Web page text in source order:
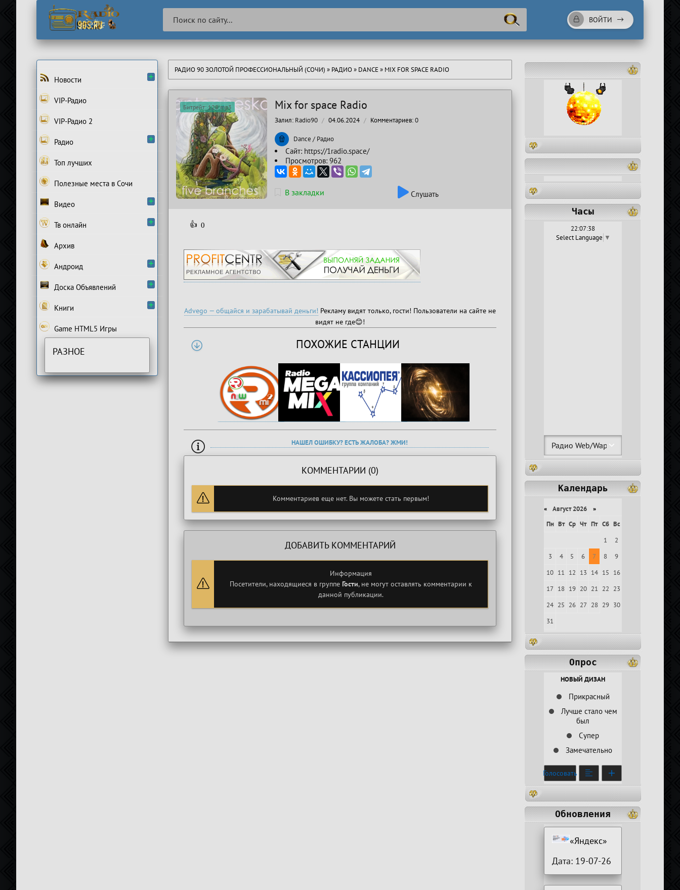
ВОЙТИ
РАДИО 90 ЗОЛОТОЙ ПРОФЕССИОНАЛЬНЫЙ (СОЧИ) » РАДИО» DANCE» MIX FOR SPACE RADIO
Mix for space Radio
👍 0
Битрейт: 128 mp3
Залил: Radio90 04.06.2024 Комментариев:0
Dance / Радио
Сайт: https://1radio.space/
Просмотров: 962
В закладки Слушать
Advego — общайся и зарабатывай деньги! Рекламу видят только, гости! Пользователи на сайте не
видят не где😊!
ПОХОЖИЕ СТАНЦИИ
НАШЕЛ ОШИБКУ? ЕСТЬ ЖАЛОБА? ЖМИ!
КОММЕНТАРИИ (0)
Комментариев еще нет. Вы можете стать первым!
ДОБАВИТЬ КОММЕНТАРИЙ
Информация
Посетители, находящиеся в группе Гости, не могут оставлять комментарии к
данной публикации.
Новости
VIP-Радио
VIP-Радио 2
Радио
Топ лучших
Полезные места в Сочи
Видео
Тв онлайн
Архив
Андроид
Доска Объявлений
Книги
Game HTML5 Игры
РАЗНОЕ
Часы
22:07:39
Select Language ▼
Календарь
« Август 2026 »
Пн Вт Ср Чт Пт Сб Вс
1
2
3
4 5 6 7 8
9
10 11 12 13 14 15 16
17 18 19 20 21 22 23
24 25 26 27 28 29 30
31
Опрос
НОВЫЙ ДИЗАН
Прикрасный
Лучше стало чем
был
Супер
Замечательно
Голосовать
Обновления
«Яндекс»
Дата: 19-07-26